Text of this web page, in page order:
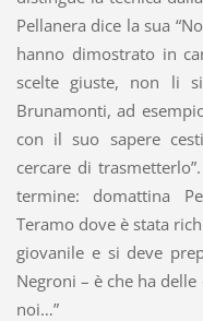
Pellanera dice la sua
hanno dimostrato in
scelte giuste, non li
Brunamonti, ad
con il suo sapere
cercare di
termine: domattina
Teramo dove è stata
giovanile e si deve
Negroni – è che ha
noi…”